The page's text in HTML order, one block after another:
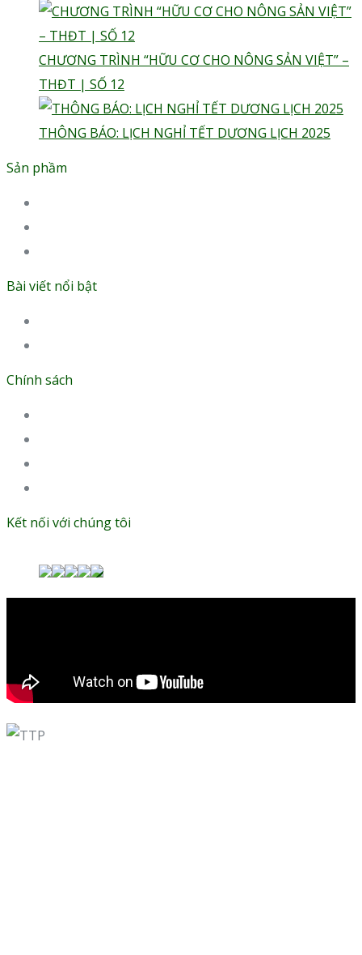
CHƯƠNG TRÌNH “HỮU CƠ CHO NÔNG SẢN VIỆT” –
THĐT | SỐ 12
THÔNG BÁO: LỊCH NGHỈ TẾT DƯƠNG LỊCH 2025
Sản phầm
Bài viết nổi bật
Chính sách
Kết nối với chúng tôi